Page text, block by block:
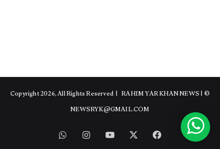
© Copyright 2026, All Rights Reserved |
RAHIM YAR KHAN NEWS|
NEWSRYK@GMAIL.COM
Facebook
YouTube
Instagram
WhatsApp